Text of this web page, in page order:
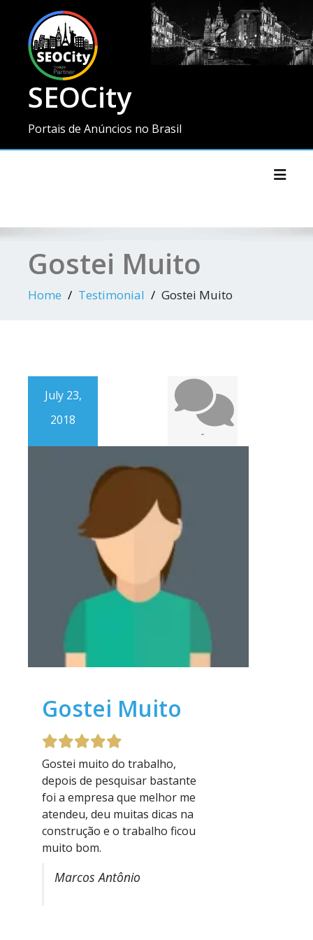
SEOCity
Portais de Anúncios no Brasil
Gostei Muito
Home Testimonial Gostei Muito
July 23,
2018
-
Gostei Muito
Gostei muito do trabalho,
depois de pesquisar bastante
foi a empresa que melhor me
atendeu, deu muitas dicas na
construção e o trabalho ficou
muito bom.
Marcos Antônio